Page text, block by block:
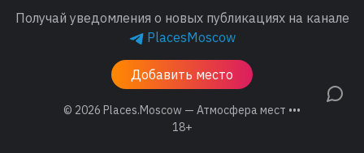
Получай уведомления о новых публикациях на канале
PlacesMoscow
Добавить место
© 2026 Places.Moscow — Атмосфера мест •••
18+